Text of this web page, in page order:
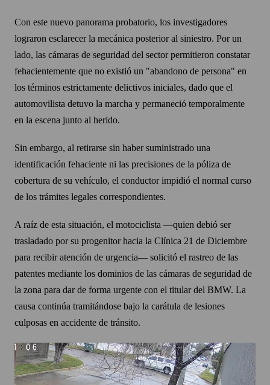
Con este nuevo panorama probatorio, los investigadores
lograron esclarecer la mecánica posterior al siniestro. Por un
lado, las cámaras de seguridad del sector permitieron constatar
fehacientemente que no existió un "abandono de persona" en
los términos estrictamente delictivos iniciales, dado que el
automovilista detuvo la marcha y permaneció temporalmente
en la escena junto al herido.
Sin embargo, al retirarse sin haber suministrado una
identificación fehaciente ni las precisiones de la póliza de
cobertura de su vehículo, el conductor impidió el normal curso
de los trámites legales correspondientes.
A raíz de esta situación, el motociclista —quien debió ser
trasladado por su progenitor hacia la Clínica 21 de Diciembre
para recibir atención de urgencia— solicitó el rastreo de las
patentes mediante los dominios de las cámaras de seguridad de
la zona para dar de forma urgente con el titular del BMW. La
causa continúa tramitándose bajo la carátula de lesiones
culposas en accidente de tránsito.